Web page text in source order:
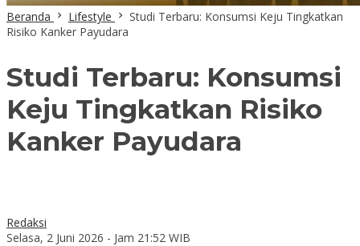
Beranda Lifestyle
Studi Terbaru: Konsumsi Keju Tingkatkan
Risiko Kanker Payudara
Studi Terbaru: Konsumsi
Keju Tingkatkan Risiko
Kanker Payudara
Redaksi
Selasa, 2 Juni 2026 - Jam 21:52 WIB